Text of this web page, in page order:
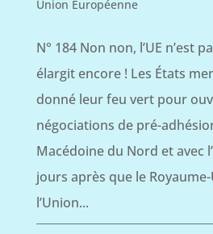
Union Européenne
N° 184 Non non, l’UE n’est
élargit encore ! Les États
donné leur feu vert pour
négociations de pré-
Macédoine du Nord et avec
jours après que le
l’Union...